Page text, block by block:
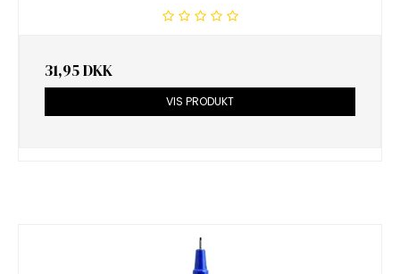
31,95 DKK
VIS PRODUKT